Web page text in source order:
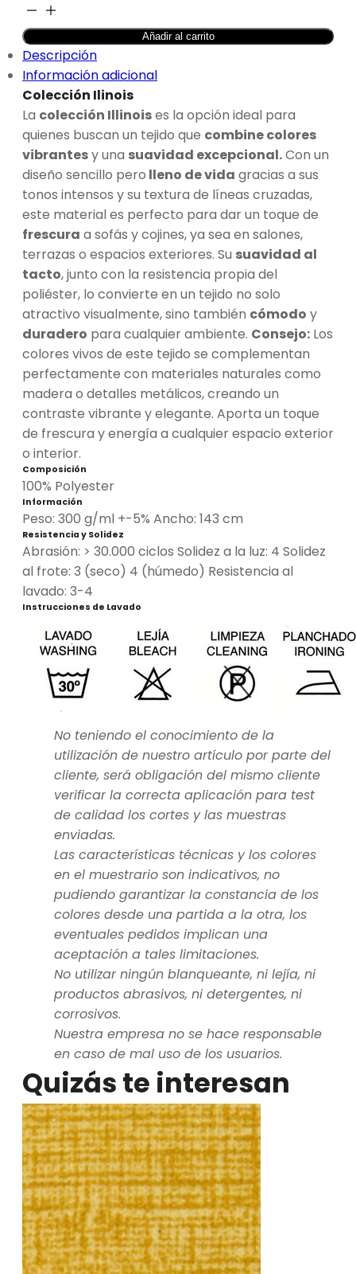
TAPICERÍA
CHENILLE
GRIS
-
ILINOIS
cantidad
Añadir al carrito
Descripción
Información adicional
Colección Ilinois
La colección Illinoises la opción ideal para
quienes buscan un tejido que combine colores
vibrantesy una suavidad excepcional.Con un
diseño sencillo pero lleno de vida gracias a sus
tonos intensos y su textura de líneas cruzadas,
este material es perfecto para dar un toque de
frescura a sofás y cojines, ya sea en salones,
terrazas o espacios exteriores. Su suavidad al
tacto, junto con la resistencia propia del
poliéster, lo convierte en un tejido no solo
atractivo visualmente, sino también cómodo y
duradero para cualquier ambiente. Consejo: Los
colores vivos de este tejido se complementan
perfectamente con materiales naturales como
madera o detalles metálicos, creando un
contraste vibrante y elegante. Aporta un toque
de frescura y energía a cualquier espacio exterior
o interior.
Composición
100% Polyester
Información
Peso: 300 g/ml +-5% Ancho: 143 cm
Resistencia y Solidez
Abrasión: > 30.000 ciclos Solidez a la luz: 4 Solidez
al frote: 3 (seco) 4 (húmedo) Resistencia al
lavado: 3-4
Instrucciones de Lavado
No teniendo el conocimiento de la
utilización de nuestro artículo por parte del
cliente, será obligación del mismo cliente
verificar la correcta aplicación para test
de calidad los cortes y las muestras
enviadas.
Las características técnicas y los colores
en el muestrario son indicativos, no
pudiendo garantizar la constancia de los
colores desde una partida a la otra, los
eventuales pedidos implican una
aceptación a tales limitaciones.
No utilizar ningún blanqueante, ni lejía, ni
productos abrasivos, ni detergentes, ni
corrosivos.
Nuestra empresa no se hace responsable
en caso de mal uso de los usuarios.
Quizás te interesan